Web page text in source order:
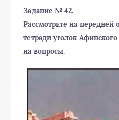
Задание № 42.
Рассмотрите на передней
тетради уголок
на вопросы.